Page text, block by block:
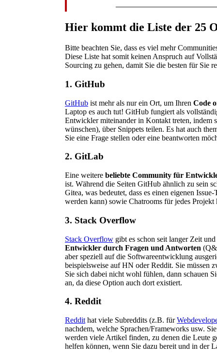
Hier kommt die Liste der 25
Bitte beachten Sie, dass es viel mehr
Diese Liste hat somit keinen Anspruch auf
Sourcing zu gehen, damit Sie die besten für Sie
1. GitHub
GitHub ist mehr als nur ein Ort, um Ihren Code
Laptop es auch tut! GitHub fungiert als
Entwickler miteinander in Kontakt treten, indem
wünschen), über Snippets teilen. Es hat auch
Sie eine Frage stellen oder eine beantworten
2. GitLab
Eine weitere beliebte Community für
ist. Während die Seiten GitHub ähnlich zu sein
Gitea, was bedeutet, dass es einen eigenen
werden kann) sowie Chatrooms für jedes
3. Stack Overflow
Stack Overflow gibt es schon seit langer Zeit
Entwickler durch Fragen und Antworten
aber speziell auf die Softwareentwicklung
beispielsweise auf HN oder Reddit. Sie müssen
Sie sich dabei nicht wohl fühlen, dann schauen
an, da diese Option auch dort existiert.
4. Reddit
Reddit hat viele Subreddits (z.B. für
nachdem, welche Sprachen/Frameworks usw.
werden viele Artikel finden, zu denen die Leute
helfen können, wenn Sie dazu bereit und in der